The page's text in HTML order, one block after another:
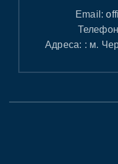
Email:
Адреса: : м.